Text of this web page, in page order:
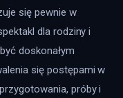
się pewnie w
dla rodziny i
doskonałym
się postępami w
próby i